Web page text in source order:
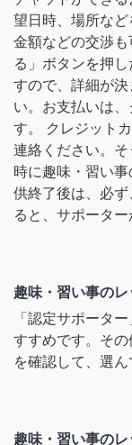
望日時、場所な
金額などの交渉
る」ボタンを押
すので、詳細が
い。お支払いは
す。 クレジット
連絡ください。
時に趣味・習い
供終了後は、必
ると、サポータ
趣味・習い事の
「認定サポータ
すすめです。そ
を確認して、選ん
趣味・習い事の